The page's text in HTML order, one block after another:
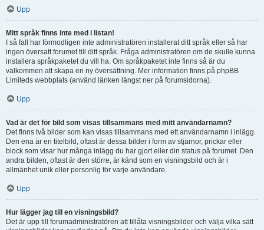
Upp
Mitt språk finns inte med i listan!
I så fall har förmodligen inte administratören installerat ditt språk eller så har
ingen översatt forumet till ditt språk. Fråga administratören om de skulle kunna
installera språkpaketet du vill ha. Om språkpaketet inte finns så är du
välkommen att skapa en ny översättning. Mer information finns på phpBB
Limiteds webbplats (använd länken längst ner på forumsidorna).
Upp
Vad är det för bild som visas tillsammans med mitt användarnamn?
Det finns två bilder som kan visas tillsammans med ett användarnamn i inlägg.
Den ena är en titelbild, oftast är dessa bilder i form av stjärnor, prickar eller
block som visar hur många inlägg du har gjort eller din status på forumet. Den
andra bilden, oftast är den större, är känd som en visningsbild och är i
allmänhet unik eller personlig för varje användare.
Upp
Hur lägger jag till en visningsbild?
Det är upp till forumadministratören att tillåta visningsbilder och välja vilka sätt